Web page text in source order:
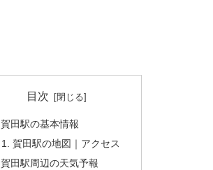
目次
賀田駅の基本情報
賀田駅の地図｜アクセス
賀田駅周辺の天気予報